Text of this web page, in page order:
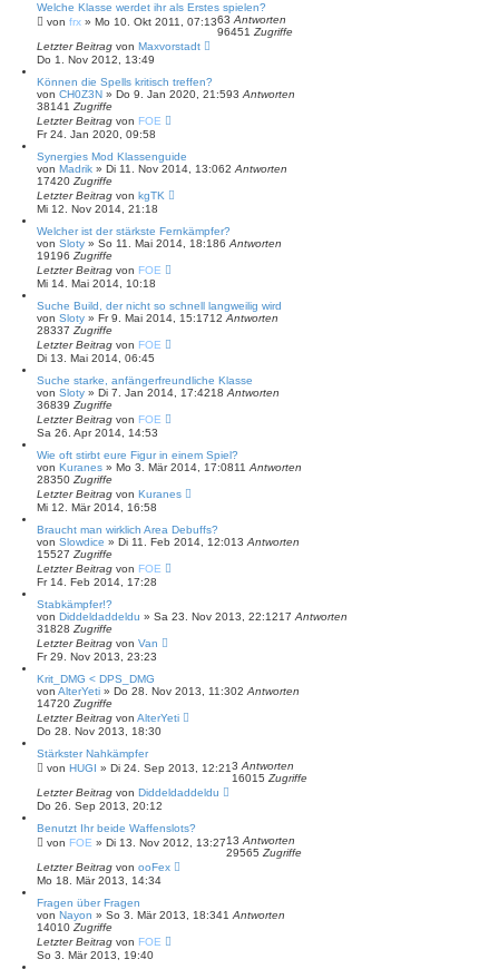
Welche Klasse werdet ihr als Erstes spielen?
von frx » Mo 10. Okt 2011, 07:1363 Antworten
96451 Zugriffe
Letzter Beitrag von Maxvorstadt
Do 1. Nov 2012, 13:49
Können die Spells kritisch treffen?
von CH0Z3N » Do 9. Jan 2020, 21:593 Antworten
38141 Zugriffe
Letzter Beitrag von FOE
Fr 24. Jan 2020, 09:58
Synergies Mod Klassenguide
von Madrik » Di 11. Nov 2014, 13:062 Antworten
17420 Zugriffe
Letzter Beitrag von kgTK
Mi 12. Nov 2014, 21:18
Welcher ist der stärkste Fernkämpfer?
von Sloty » So 11. Mai 2014, 18:186 Antworten
19196 Zugriffe
Letzter Beitrag von FOE
Mi 14. Mai 2014, 10:18
Suche Build, der nicht so schnell langweilig wird
von Sloty » Fr 9. Mai 2014, 15:1712 Antworten
28337 Zugriffe
Letzter Beitrag von FOE
Di 13. Mai 2014, 06:45
Suche starke, anfängerfreundliche Klasse
von Sloty » Di 7. Jan 2014, 17:4218 Antworten
36839 Zugriffe
Letzter Beitrag von FOE
Sa 26. Apr 2014, 14:53
Wie oft stirbt eure Figur in einem Spiel?
von Kuranes » Mo 3. Mär 2014, 17:0811 Antworten
28350 Zugriffe
Letzter Beitrag von Kuranes
Mi 12. Mär 2014, 16:58
Braucht man wirklich Area Debuffs?
von Slowdice » Di 11. Feb 2014, 12:013 Antworten
15527 Zugriffe
Letzter Beitrag von FOE
Fr 14. Feb 2014, 17:28
Stabkämpfer!?
von Diddeldaddeldu » Sa 23. Nov 2013, 22:1217 Antworten
31828 Zugriffe
Letzter Beitrag von Van
Fr 29. Nov 2013, 23:23
Krit_DMG < DPS_DMG
von AlterYeti » Do 28. Nov 2013, 11:302 Antworten
14720 Zugriffe
Letzter Beitrag von AlterYeti
Do 28. Nov 2013, 18:30
Stärkster Nahkämpfer
von HUGI » Di 24. Sep 2013, 12:213 Antworten
16015 Zugriffe
Letzter Beitrag von Diddeldaddeldu
Do 26. Sep 2013, 20:12
Benutzt Ihr beide Waffenslots?
von FOE » Di 13. Nov 2012, 13:2713 Antworten
29565 Zugriffe
Letzter Beitrag von ooFex
Mo 18. Mär 2013, 14:34
Fragen über Fragen
von Nayon » So 3. Mär 2013, 18:341 Antworten
14010 Zugriffe
Letzter Beitrag von FOE
So 3. Mär 2013, 19:40